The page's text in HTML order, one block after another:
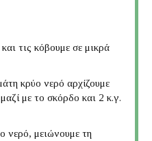
τις κόβουμε σε μικρά
κρύο νερό αρχίζουμε
με το σκόρδο και 2 κ.γ.
νερό, μειώνουμε τη